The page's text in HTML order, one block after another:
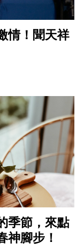
情！聞天祥
季節，來點
神腳步！